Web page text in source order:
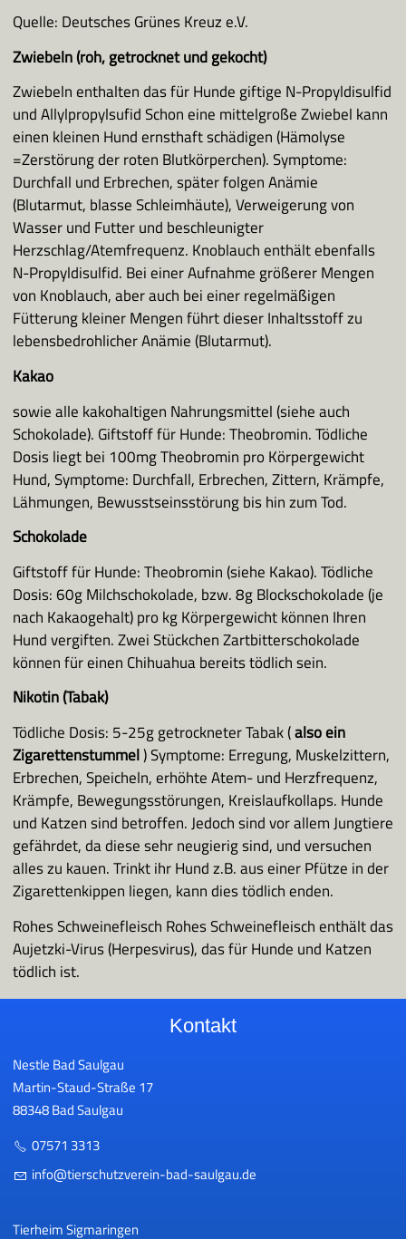
Quelle: Deutsches Grünes Kreuz e.V.
Zwiebeln (roh, getrocknet und gekocht)
Zwiebeln enthalten das für Hunde giftige N-Propyldisulfid
und Allylpropylsufid Schon eine mittelgroße Zwiebel kann
einen kleinen Hund ernsthaft schädigen (Hämolyse
=Zerstörung der roten Blutkörperchen). Symptome:
Durchfall und Erbrechen, später folgen Anämie
(Blutarmut, blasse Schleimhäute), Verweigerung von
Wasser und Futter und beschleunigter
Herzschlag/Atemfrequenz. Knoblauch enthält ebenfalls
N-Propyldisulfid. Bei einer Aufnahme größerer Mengen
von Knoblauch, aber auch bei einer regelmäßigen
Fütterung kleiner Mengen führt dieser Inhaltsstoff zu
lebensbedrohlicher Anämie (Blutarmut).
Kakao
sowie alle kakohaltigen Nahrungsmittel (siehe auch
Schokolade). Giftstoff für Hunde: Theobromin. Tödliche
Dosis liegt bei 100mg Theobromin pro Körpergewicht
Hund, Symptome: Durchfall, Erbrechen, Zittern, Krämpfe,
Lähmungen, Bewusstseinsstörung bis hin zum Tod.
Schokolade
Giftstoff für Hunde: Theobromin (siehe Kakao). Tödliche
Dosis: 60g Milchschokolade, bzw. 8g Blockschokolade (je
nach Kakaogehalt) pro kg Körpergewicht können Ihren
Hund vergiften. Zwei Stückchen Zartbitterschokolade
können für einen Chihuahua bereits tödlich sein.
Nikotin (Tabak)
Tödliche Dosis: 5-25g getrockneter Tabak (also ein
Zigarettenstummel) Symptome: Erregung, Muskelzittern,
Erbrechen, Speicheln, erhöhte Atem- und Herzfrequenz,
Krämpfe, Bewegungsstörungen, Kreislaufkollaps. Hunde
und Katzen sind betroffen. Jedoch sind vor allem Jungtiere
gefährdet, da diese sehr neugierig sind, und versuchen
alles zu kauen. Trinkt ihr Hund z.B. aus einer Pfütze in der
Zigarettenkippen liegen, kann dies tödlich enden.
Rohes Schweinefleisch Rohes Schweinefleisch enthält das
Aujetzki-Virus (Herpesvirus), das für Hunde und Katzen
tödlich ist.
Kontakt
Nestle Bad Saulgau
Martin-Staud-Straße 17
88348 Bad Saulgau
07571 3313
nf
t rsch tzv r n-b d-s lg d
Tierheim Sigmaringen